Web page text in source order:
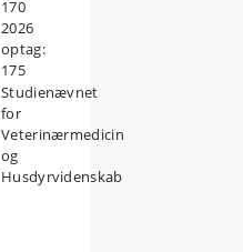
170
2026
optag:
175
Studienævnet
for
Veterinærmedicin
og
Husdyrvidenskab